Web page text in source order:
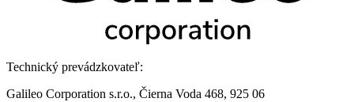
Technický prevádzkovateľ:
Galileo Corporation s.r.o., Čierna Voda 468, 925 06